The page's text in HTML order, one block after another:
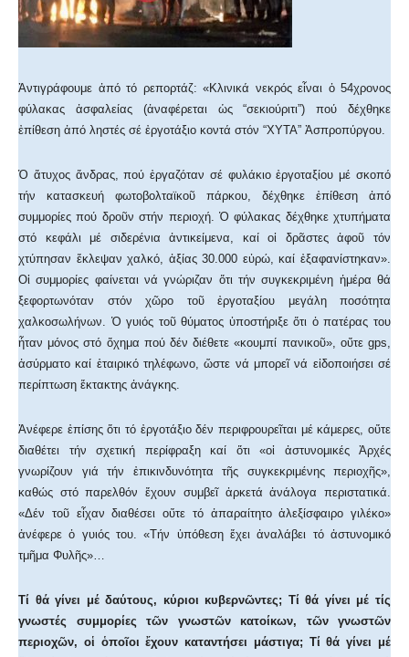
Ἀντιγράφουμε ἀπό τό ρεπορτάζ: «Κλινικά νεκρός εἶναι ὁ 54χρονος
φύλακας ἀσφαλείας (ἀναφέρεται ὡς “σεκιούριτι”) πού δέχθηκε
ἐπίθεση ἀπό ληστές σέ ἐργοτάξιο κοντά στόν “ΧΥΤΑ” Ἀσπροπύργου.
Ὁ ἄτυχος ἄνδρας, πού ἐργαζόταν σέ φυλάκιο ἐργοταξίου μέ σκοπό
τήν κατασκευή φωτοβολταϊκοῦ πάρκου, δέχθηκε ἐπίθεση ἀπό
συμμορίες πού δροῦν στήν περιοχή. Ὁ φύλακας δέχθηκε χτυπήματα
στό κεφάλι μέ σιδερένια ἀντικείμενα, καί οἱ δρᾶστες ἀφοῦ τόν
χτύπησαν ἔκλεψαν χαλκό, ἀξίας 30.000 εὐρώ, καί ἐξαφανίστηκαν».
Οἱ συμμορίες φαίνεται νά γνώριζαν ὅτι τήν συγκεκριμένη ἡμέρα θά
ξεφορτωνόταν στόν χῶρο τοῦ ἐργοταξίου μεγάλη ποσότητα
χαλκοσωλήνων. Ὁ γυιός τοῦ θύματος ὑποστήριξε ὅτι ὁ πατέρας του
ἦταν μόνος στό ὄχημα πού δέν διέθετε «κουμπί πανικοῦ», οὔτε gps,
ἀσύρματο καί ἑταιρικό τηλέφωνο, ὥστε νά μπορεῖ νά εἰδοποιήσει σέ
περίπτωση ἔκτακτης ἀνάγκης.
Ἀνέφερε ἐπίσης ὅτι τό ἐργοτάξιο δέν περιφρουρεῖται μέ κάμερες, οὔτε
διαθέτει τήν σχετική περίφραξη καί ὅτι «οἱ ἀστυνομικές Ἀρχές
γνωρίζουν γιά τήν ἐπικινδυνότητα τῆς συγκεκριμένης περιοχῆς»,
καθώς στό παρελθόν ἔχουν συμβεῖ ἀρκετά ἀνάλογα περιστατικά.
«Δέν τοῦ εἶχαν διαθέσει οὔτε τό ἀπαραίτητο ἀλεξίσφαιρο γιλέκο»
ἀνέφερε ὁ γυιός του. «Τήν ὑπόθεση ἔχει ἀναλάβει τό ἀστυνομικό
τμῆμα Φυλῆς»…
Τί θά γίνει μέ δαύτους, κύριοι κυβερνῶντες; Τί θά γίνει μέ τίς
γνωστές συμμορίες τῶν γνωστῶν κατοίκων, τῶν γνωστῶν
περιοχῶν, οἱ ὁποῖοι ἔχουν καταντήσει μάστιγα; Τί θά γίνει μέ